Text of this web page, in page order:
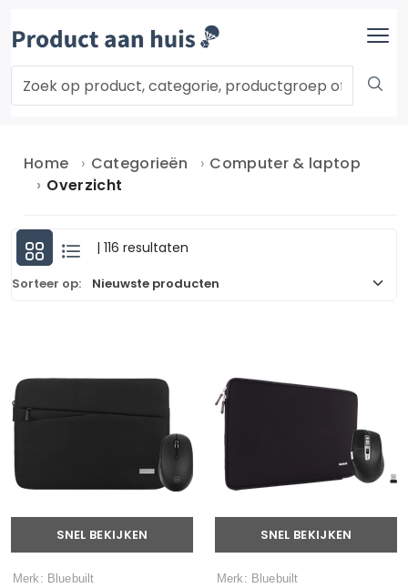
Home Categorieën
Computer & laptop
Overzicht
| 116 resultaten
Sorteer op:
SNEL BEKIJKEN
Merk: Bluebuilt
SNEL BEKIJKEN
Merk: Bluebuilt